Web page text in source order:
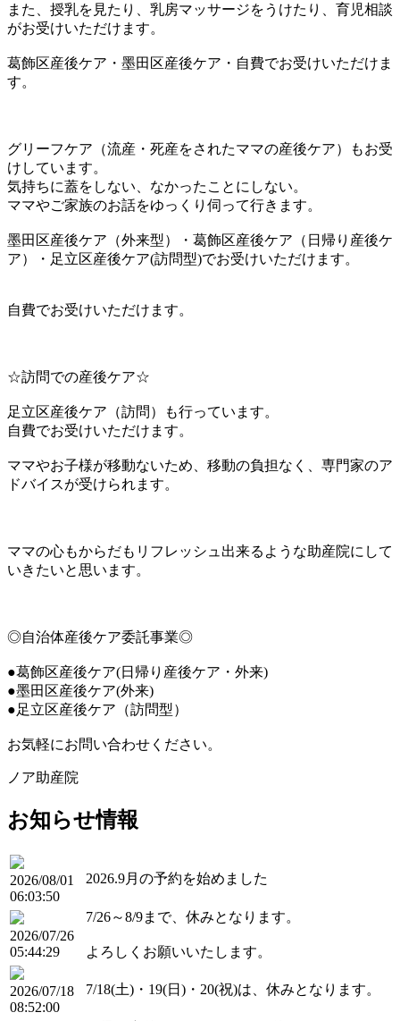
また、授乳を見たり、乳房マッサージをうけたり、育児相談
がお受けいただけます。
葛飾区産後ケア・墨田区産後ケア・自費でお受けいただけま
す。
グリーフケア（流産・死産をされたママの産後ケア）もお受
けしています。
気持ちに蓋をしない、なかったことにしない。
ママやご家族のお話をゆっくり伺って行きます。
墨田区産後ケア（外来型）・葛飾区産後ケア（日帰り産後ケ
ア）・足立区産後ケア(訪問型)でお受けいただけます。
自費でお受けいただけます。
☆訪問での産後ケア☆
足立区産後ケア（訪問）も行っています。
自費でお受けいただけます。
ママやお子様が移動ないため、移動の負担なく、専門家のア
ドバイスが受けられます。
ママの心もからだもリフレッシュ出来るような助産院にして
いきたいと思います。
◎自治体産後ケア委託事業◎
●葛飾区産後ケア(日帰り産後ケア・外来)
●墨田区産後ケア(外来)
●足立区産後ケア（訪問型）
お気軽にお問い合わせください。
ノア助産院
お知らせ情報
2026/08/01
06:03:50
2026.9月の予約を始めました
2026/07/26
05:44:29
7/26～8/9まで、休みとなります。
よろしくお願いいたします。
2026/07/18
08:52:00
7/18(土)・19(日)・20(祝)は、休みとなります。